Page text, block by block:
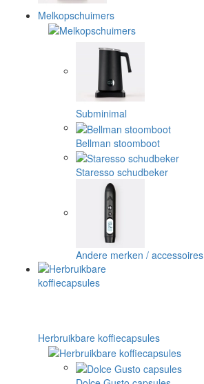
Melkopschuimers
Subminimal
Bellman stoomboot
Staresso schudbeker
Andere merken / accessoires
Herbruikbare koffiecapsules